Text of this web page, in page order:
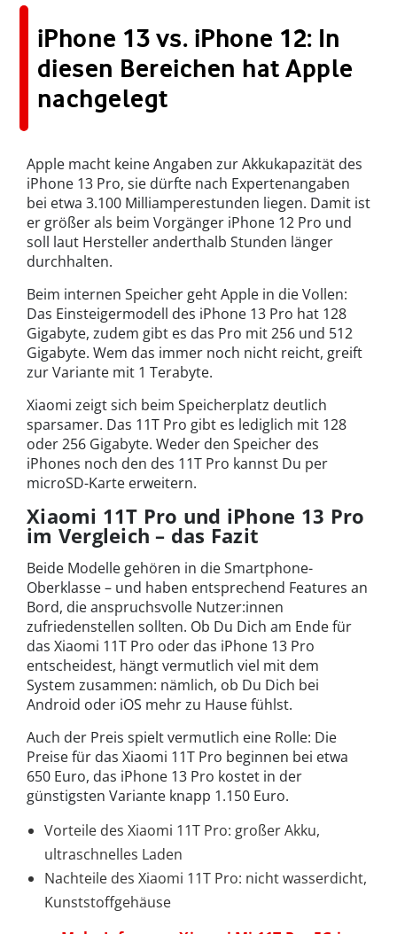
iPhone 13 vs. iPhone 12: In
diesen Bereichen hat Apple
nachgelegt
Apple macht keine Angaben zur Akkukapazität des
iPhone 13 Pro, sie dürfte nach Expertenangaben
bei etwa 3.100 Milliamperestunden liegen. Damit ist
er größer als beim Vorgänger iPhone 12 Pro und
soll laut Hersteller anderthalb Stunden länger
durchhalten.
Beim internen Speicher geht Apple in die Vollen:
Das Einsteigermodell des iPhone 13 Pro hat 128
Gigabyte, zudem gibt es das Pro mit 256 und 512
Gigabyte. Wem das immer noch nicht reicht, greift
zur Variante mit 1 Terabyte.
Xiaomi zeigt sich beim Speicherplatz deutlich
sparsamer. Das 11T Pro gibt es lediglich mit 128
oder 256 Gigabyte. Weder den Speicher des
iPhones noch den des 11T Pro kannst Du per
microSD-Karte erweitern.
Xiaomi 11T Pro und iPhone 13 Pro
im Vergleich – das Fazit
Beide Modelle gehören in die Smartphone-
Oberklasse – und haben entsprechend Features an
Bord, die anspruchsvolle Nutzer:innen
zufriedenstellen sollten. Ob Du Dich am Ende für
das Xiaomi 11T Pro oder das iPhone 13 Pro
entscheidest, hängt vermutlich viel mit dem
System zusammen: nämlich, ob Du Dich bei
Android oder iOS mehr zu Hause fühlst.
Auch der Preis spielt vermutlich eine Rolle: Die
Preise für das Xiaomi 11T Pro beginnen bei etwa
650 Euro, das iPhone 13 Pro kostet in der
günstigsten Variante knapp 1.150 Euro.
Vorteile des Xiaomi 11T Pro: großer Akku,
ultraschnelles Laden
Nachteile des Xiaomi 11T Pro: nicht wasserdicht,
Kunststoffgehäuse